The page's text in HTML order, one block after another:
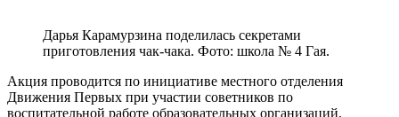
Дарья Карамурзина поделилась секретами
приготовления чак-чака. Фото: школа № 4 Гая.
Акция проводится по инициативе местного отделения
Движения Первых при участии советников по
воспитательной работе образовательных организаций.